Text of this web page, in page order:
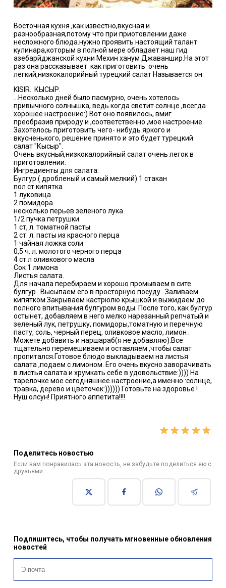
Восточная кухня ,как известно,вкусная и
разнообразная,потому что при приотовлении даже
несложного блюда.нужно проявить настоящий талант
кулинара,которым в полной мере обладает наш гид
азебарйджанской кухни Мехин ханум Джаваншир.На этот
раз она рассказывает как приготовить очень
легкий,низкокалорийный турецкий салат Называется он:
KISIR. КЫСЫР.
...Несколько дней было пасмурно, очень хотелось
привычного солнышка, ведь когда светит солнце ,всегда
хорошее настроение:) Вот оно появилось, вмиг
преобразив природу и ,соответственно ,мое настроение.
Захотелось приготовить чего- нибудь яркого и
вкусненького, решение принято и это будет турецкий
салат "Кысыр".
Очень вкусный,низкокалорийный салат очень легок в
приготовлении.
Ингредиенты для салата:
Булгур ( дробленый и самый мелкий) 1 стакан
пол ст.кипятка
1 луковица
2 помидора
несколько перьев зеленого лука
1/2 пучка петрушки
1 ст, л. томатной пасты
2 ст. л. пасты из красного перца
1 чайная ложка соли
0,5 ч. л. молотого черного перца
4 ст.л оливкового масла
Сок 1 лимона
Листья салата.
Для начала перебираем и хорошо промываем в сите
булгур . Высыпаем его в просторную посуду . Заливаем
кипятком.Закрываем кастрюлю крышкой и выжидаем до
полного впитывания булгуром воды. После того, как булгур
остынет, добавляем в него мелко нарезанный репчатый и
зеленый лук, петрушку, помидоры,томатную и перечную
пасту, соль, черный перец, оливковое масло, лимон .
Можете добавить и наршараб(я не добавляю).Все
тщательно перемешиваем и оставляем ,чтобы салат
пропитался.Готовое блюдо выкладываем на листья
салата ,подаем с лимоном. Его очень вкусно заворачивать
в листья салата и хрумкать себе в удовольствие:)))) На
тарелочке мое сегодняшнее настроение,а именно :солнце,
травка, дерево и цветочек:)))))) Готовьте на здоровье !
Нуш олсун! Приятного аппетита!!!!
Поделитесь новостью
Если вам понравилась эта новость, не забудьте поделиться ею с
друзьями
Подпишитесь, чтобы получать мгновенные обновления
новостей